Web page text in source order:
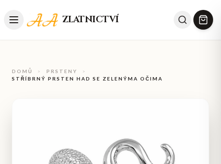
ZLATNICTVÍ
DOMŮ > PRSTENY
>
STŘÍBRNÝ PRSTEN HAD SE ZELENÝMA OČIMA